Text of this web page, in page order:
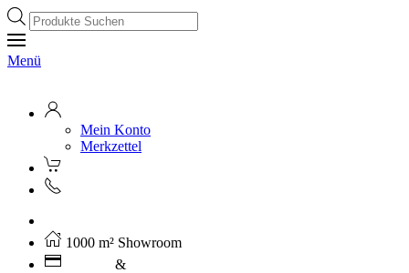
Products
search
Menü
Mein Konto
Merkzettel
1000 m² Showroom
&